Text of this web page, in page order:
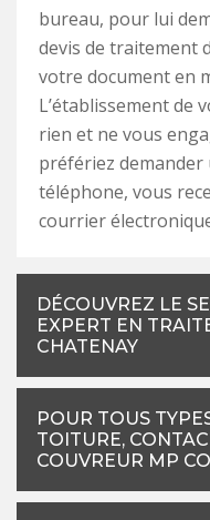
bureau, pour lui
devis de traitement
votre document en
L’établissement de
rien et ne vous
préfériez
téléphone, vous
courrier
DÉCOUVREZ LE
EXPERT EN
CHATENAY
POUR TOUS
TOITURE,
COUVREUR MP